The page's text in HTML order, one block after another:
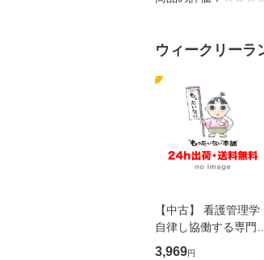
ウィークリーラ
1
【中古】 看護管理学
自律し協働する専門職
の看護マネジメントス
3,969円